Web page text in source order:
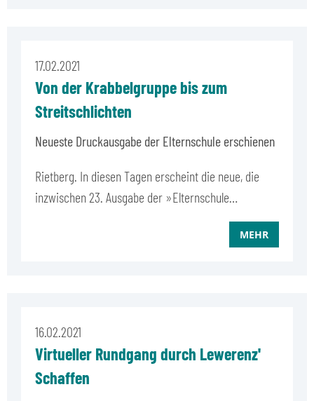
17.02.2021
Von der Krabbelgruppe bis zum
Streitschlichten
Neueste Druckausgabe der Elternschule erschienen
Rietberg. In diesen Tagen erscheint die neue, die
inzwischen 23. Ausgabe der »Elternschule…
MEHR
16.02.2021
Virtueller Rundgang durch Lewerenz'
Schaffen